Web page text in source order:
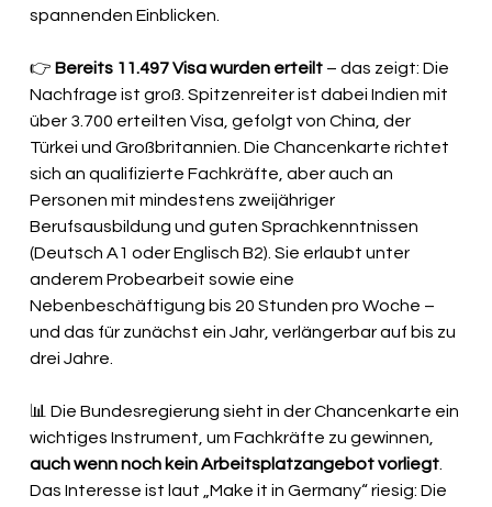
spannenden Einblicken.
👉 Bereits 11.497 Visa wurden erteilt – das zeigt: Die
Nachfrage ist groß. Spitzenreiter ist dabei Indien mit
über 3.700 erteilten Visa, gefolgt von China, der
Türkei und Großbritannien. Die Chancenkarte richtet
sich an qualifizierte Fachkräfte, aber auch an
Personen mit mindestens zweijähriger
Berufsausbildung und guten Sprachkenntnissen
(Deutsch A1 oder Englisch B2). Sie erlaubt unter
anderem Probearbeit sowie eine
Nebenbeschäftigung bis 20 Stunden pro Woche –
und das für zunächst ein Jahr, verlängerbar auf bis zu
drei Jahre.
📊 Die Bundesregierung sieht in der Chancenkarte ein
wichtiges Instrument, um Fachkräfte zu gewinnen,
auch wenn noch kein Arbeitsplatzangebot vorliegt
Das Interesse ist laut „Make it in Germany“ riesig: Die